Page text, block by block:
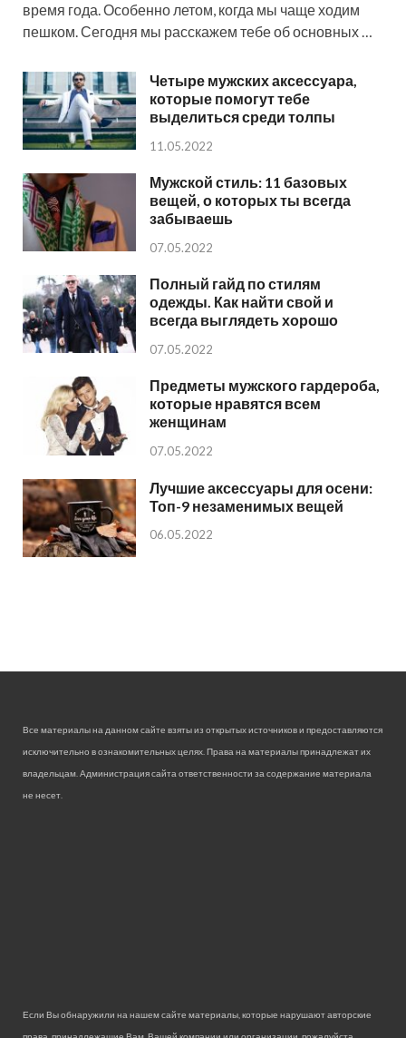
время года. Особенно летом, когда мы чаще ходим
пешком. Сегодня мы расскажем тебе об основных …
Четыре мужских аксессуара,
которые помогут тебе
выделиться среди толпы
11.05.2022
Мужской стиль: 11 базовых
вещей, о которых ты всегда
забываешь
07.05.2022
Полный гайд по стилям
одежды. Как найти свой и
всегда выглядеть хорошо
07.05.2022
Предметы мужского гардероба,
которые нравятся всем
женщинам
07.05.2022
Лучшие аксессуары для осени:
Топ-9 незаменимых вещей
06.05.2022
Все материалы на данном сайте взяты из открытых источников и предоставляются
исключительно в ознакомительных целях. Права на материалы принадлежат их
владельцам. Администрация сайта ответственности за содержание материала
не несет.
Если Вы обнаружили на нашем сайте материалы, которые нарушают авторские